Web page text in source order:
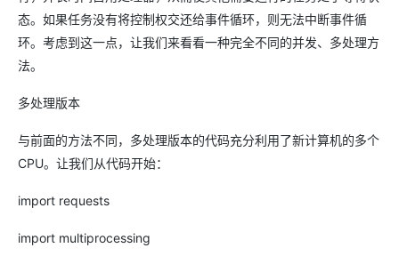
态。如果任务没有将控制权交还给事件循环，则无法中断事件循
环。考虑到这一点，让我们来看看一种完全不同的并发、多处理方
法。
多处理版本
与前面的方法不同，多处理版本的代码充分利用了新计算机的多个
CPU。让我们从代码开始：
import requests
import multiprocessing